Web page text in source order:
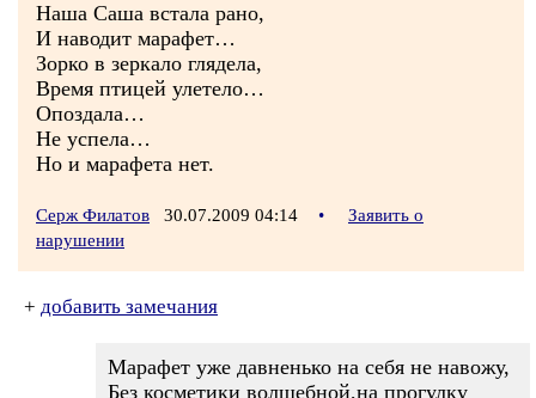
Наша Саша встала рано,
И наводит марафет…
Зорко в зеркало глядела,
Время птицей улетело…
Опоздала…
Не успела…
Но и марафета нет.
Серж Филатов 30.07.2009 04:14 •
Заявить о
нарушении
+ добавить замечания
Марафет уже давненько на себя не навожу,
Без косметики волшебной,на прогулку